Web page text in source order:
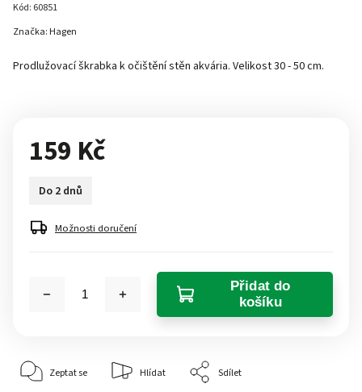
Kód: 60851
Prodlužovací škrabka k očištění stěn akvária. Velikost 30 - 50 cm.
Značka: Hagen
159 Kč
Do 2 dnů
Možnosti doručení
Přidat do
košíku
Zeptat se Hlídat Sdílet